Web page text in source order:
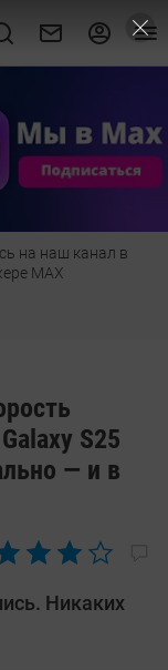
на наш канал в
МАХ
S25
— и в
Никаких